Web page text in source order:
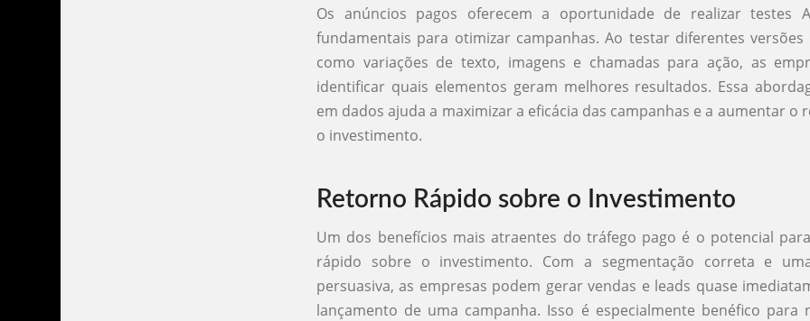
Os anúncios pagos oferecem a oportunidade de realizar testes
fundamentais para otimizar campanhas. Ao testar diferentes versões
como variações de texto, imagens e chamadas para ação, as
identificar quais elementos geram melhores resultados. Essa
em dados ajuda a maximizar a eficácia das campanhas e a aumentar o
o investimento.
Retorno Rápido sobre o Investimento
Um dos benefícios mais atraentes do tráfego pago é o potencial
rápido sobre o investimento. Com a segmentação correta e
persuasiva, as empresas podem gerar vendas e leads quase
lançamento de uma campanha. Isso é especialmente benéfico para